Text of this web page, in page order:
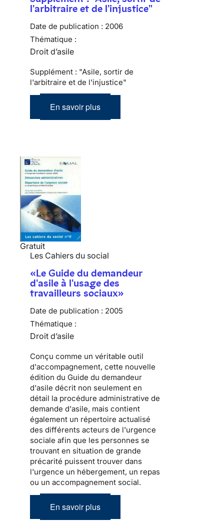
l'arbitraire et de l'injustice"
Date de publication : 2006
Thématique :
Droit d’asile
Supplément : "Asile, sortir de
l'arbitraire et de l'injustice"
En savoir plus
Gratuit
Les Cahiers du social
«Le Guide du demandeur
d'asile à l'usage des
travailleurs sociaux»
Date de publication : 2005
Thématique :
Droit d’asile
Conçu comme un véritable outil
d'accompagnement, cette nouvelle
édition du Guide du demandeur
d'asile décrit non seulement en
détail la procédure administrative de
demande d'asile, mais contient
également un répertoire actualisé
des différents acteurs de l'urgence
sociale afin que les personnes se
trouvant en situation de grande
précarité puissent trouver dans
l'urgence un hébergement, un repas
ou un accompagnement social.
En savoir plus